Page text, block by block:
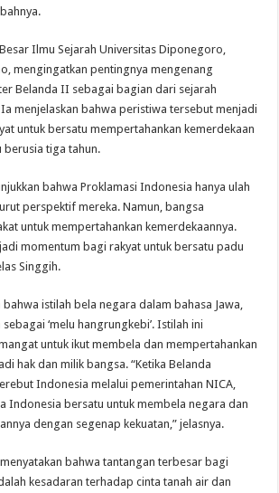
Ilmu Sejarah Universitas Diponegoro,
mengingatkan pentingnya mengenang
Belanda II sebagai bagian dari sejarah
menjelaskan bahwa peristiwa tersebut menjadi
untuk bersatu mempertahankan kemerdekaan
tiga tahun.
bahwa Proklamasi Indonesia hanya ulah
perspektif mereka. Namun, bangsa
untuk mempertahankan kemerdekaannya.
momentum bagi rakyat untuk bersatu padu
Singgih.
istilah bela negara dalam bahasa Jawa,
‘melu hangrungkebi’. Istilah ini
untuk ikut membela dan mempertahankan
hak dan milik bangsa. “Ketika Belanda
Indonesia melalui pemerintahan NICA,
Indonesia bersatu untuk membela negara dan
dengan segenap kekuatan,” jelasnya.
bahwa tantangan terbesar bagi
kesadaran terhadap cinta tanah air dan